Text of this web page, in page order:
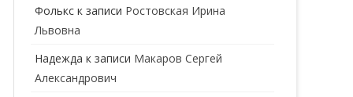
ДЕТСКИЙ ХИРУРГ
КАРДИОЛОГ
КОСМЕТОЛОГ
Фолькс к записи Ростовская Ирина
Львовна
Надежда к записи Макаров Сергей
Александрович